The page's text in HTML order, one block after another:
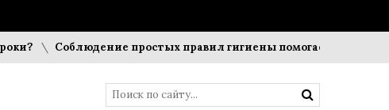
Соблюдение простых правил гигиены помогает сохранить